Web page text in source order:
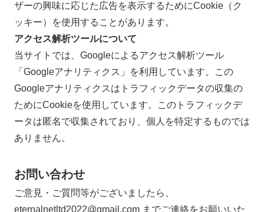
ザーの興味に応じた広告を表示するためにCookie（ク
ッキー）を使用することがあります。
アクセス解析ツールについて
当サイトでは、Googleによるアクセス解析ツール
「Googleアナリティクス」を利用しています。この
Googleアナリティクスはトラフィックデータの収集の
ためにCookieを使用しています。このトラフィックデ
ータは匿名で収集されており、個人を特定するものでは
ありません。
お問い合わせ
ご意見・ご質問等がございましたら、
eternalnetltd2022@gmail.com までご連絡をお願いいた